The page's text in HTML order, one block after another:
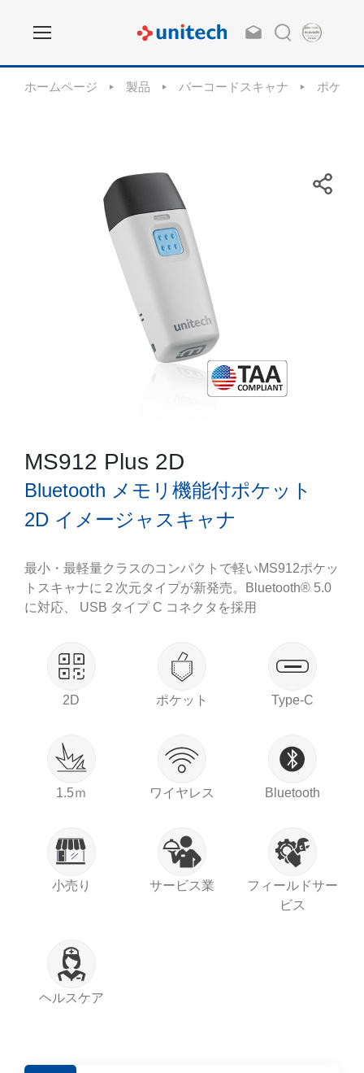
ホームページ 製品 バーコードスキャナ ポケッ
MS912 Plus 2D
Bluetooth メモリ機能付ポケット
2D イメージャスキャナ
最小・最軽量クラスのコンパクトで軽いMS912ポケッ
トスキャナに２次元タイプが新発売。Bluetooth® 5.0
に対応、 USB タイプ C コネクタを採用
2D ポケット Type-C
1.5ｍ ワイヤレス Bluetooth
小売り サービス業
フィールドサー
ビス
ヘルスケア